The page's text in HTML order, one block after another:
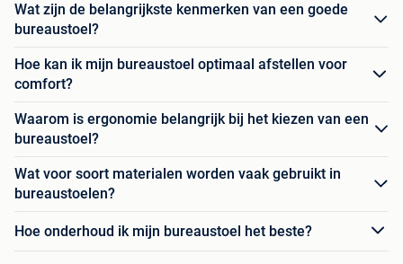
Wat zijn de belangrijkste kenmerken van een goede
bureaustoel?
Hoe kan ik mijn bureaustoel optimaal afstellen voor
comfort?
Waarom is ergonomie belangrijk bij het kiezen van een
bureaustoel?
Wat voor soort materialen worden vaak gebruikt in
bureaustoelen?
Hoe onderhoud ik mijn bureaustoel het beste?